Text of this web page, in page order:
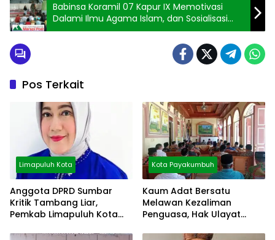
Babinsa Koramil 07 Kapur IX Memotivasi
Dalami Ilmu Agama Islam, dan Sosialisasi
Prokes
Pos Terkait
Limapuluh Kota
Anggota DPRD Sumbar
Kritik Tambang Liar,
Pemkab Limapuluh Kota
Kota Payakumbuh
Kaum Adat Bersatu
Melawan Kezaliman
Penguasa, Hak Ulayat